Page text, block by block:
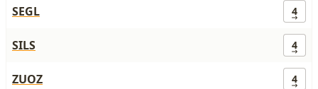
SEGL 4
SILS 4
ZUOZ 4